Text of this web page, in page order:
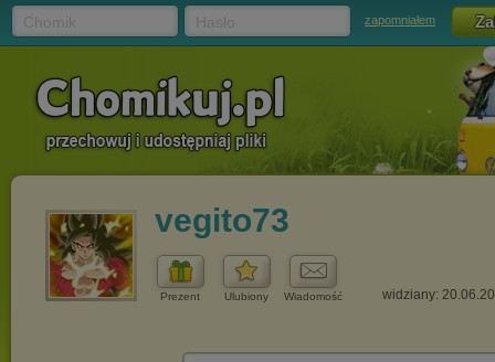
zapomniałem
vegito73
Prezent Ulubiony Wiadomość widziany: